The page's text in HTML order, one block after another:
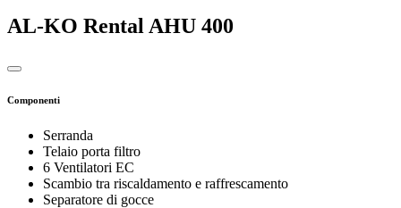
AL-KO Rental AHU 400
Componenti
Serranda
Telaio porta filtro
6 Ventilatori EC
Scambio tra riscaldamento e raffrescamento
Separatore di gocce